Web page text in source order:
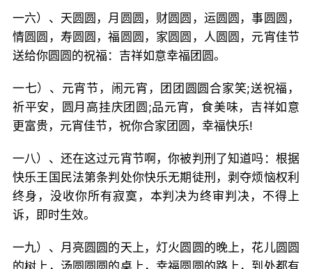
一六）、天圆圆，月圆圆，财圆圆，运圆圆，事圆圆，
情圆圆，寿圆圆，福圆圆，家圆圆，人圆圆，元宵佳节
送给你圆圆的祝福：吉祥如意幸福团圆。
一七）、元宵节，闹元宵，团团圆圆合家笑;送祝福，
祈平安，圆月高挂庆团圆;品元宵，食美味，吉祥如意
更富贵，元宵佳节，祝你合家团圆，幸福快乐!
一八）、还在这过元宵节啊，你被判刑了知道吗：根据
快乐王国民法第条判处你快乐无期徒刑，剥夺烦恼权利
终身，没收你所有寂寞，本判决为终审判决，不得上
诉，即时生效。
一九）、月亮圆圆的天上，灯火圆圆的晚上，花儿圆圆
的树上，汤圆圆圆的桌上，幸福圆圆的路上，到处都有